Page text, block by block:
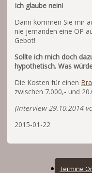
Termine
Ich glaube nein!
Dann kommen Sie mir
nie jemanden eine OP
Gebot!
Sollte ich mich doch
hypothetisch. Was
Die Kosten für einen
zwischen 7.000,- und
(Interview 29.10.2014
2015-01-22